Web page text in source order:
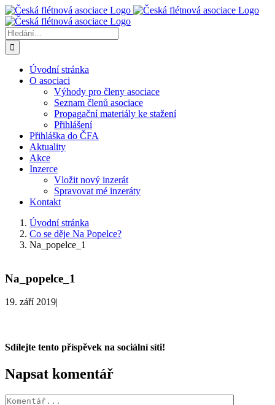
Přeskočit
na
obsah
Hledat:
Úvodní stránka
O asociaci
Výhody pro členy asociace
Seznam členů asociace
Propagační materiály ke stažení
Přihlášení
Přihláška do ČFA
Aktuality
Akce
Inzerce
Vložit nový inzerát
Spravovat mé inzeráty
Kontakt
Úvodní stránka
Co se děje Na Popelce?
Na_popelce_1
Na_popelce_1
19. září 2019|
Sdílejte tento příspěvek na sociální síti!
Facebook
X
WhatsApp
Napsat komentář
Komentář